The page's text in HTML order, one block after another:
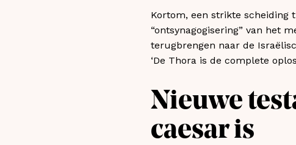
Kortom, een strikte scheiding
“ontsynagogisering” van het
terugbrengen naar de
‘De Thora is de complete
Nieuwe
caesar is